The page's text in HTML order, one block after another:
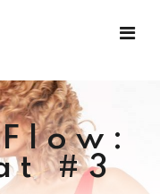
#3